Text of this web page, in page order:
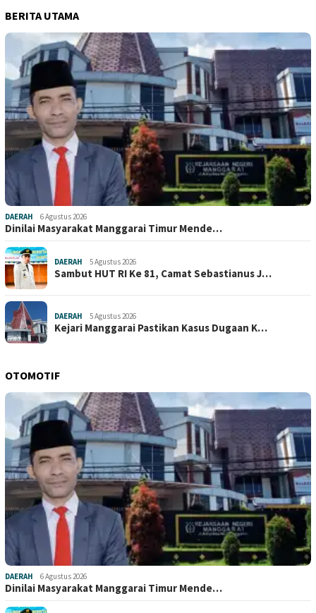
BERITA UTAMA
DAERAH 6 Agustus 2026
Dinilai Masyarakat Manggarai Timur Mende…
DAERAH 5 Agustus 2026
Sambut HUT RI Ke 81, Camat Sebastianus J…
DAERAH 5 Agustus 2026
Kejari Manggarai Pastikan Kasus Dugaan K…
OTOMOTIF
DAERAH 6 Agustus 2026
Dinilai Masyarakat Manggarai Timur Mende…